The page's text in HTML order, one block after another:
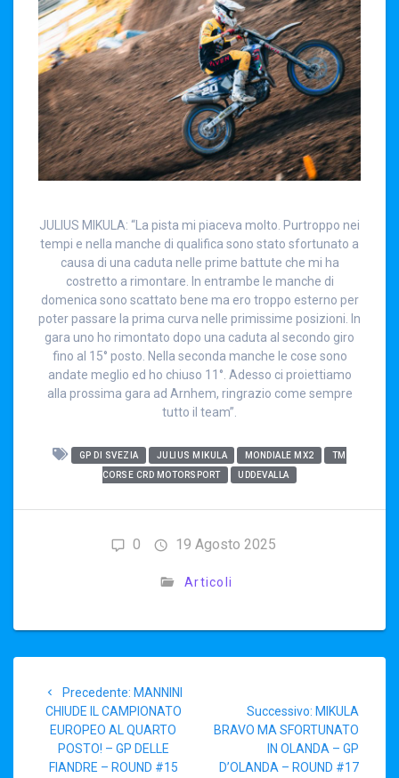
JULIUS MIKULA: “La pista mi piaceva molto. Purtroppo nei
tempi e nella manche di qualifica sono stato sfortunato a
causa di una caduta nelle prime battute che mi ha
costretto a rimontare. In entrambe le manche di
domenica sono scattato bene ma ero troppo esterno per
poter passare la prima curva nelle primissime posizioni. In
gara uno ho rimontato dopo una caduta al secondo giro
fino al 15° posto. Nella seconda manche le cose sono
andate meglio ed ho chiuso 11°. Adesso ci proiettiamo
alla prossima gara ad Arnhem, ringrazio come sempre
tutto il team”.
GP DI SVEZIA JULIUS MIKULA MONDIALE MX2
TM
CORSE CRD MOTORSPORT
UDDEVALLA
0 19 Agosto 2025
Articoli
articoli
Precedente: Articolo
precedente:
MANNINI
CHIUDE IL CAMPIONATO
EUROPEO AL QUARTO
POSTO! – GP DELLE
FIANDRE – ROUND #15
Successivo: Articolo
successivo:
MIKULA
BRAVO MA SFORTUNATO
IN OLANDA – GP
D’OLANDA – ROUND #17